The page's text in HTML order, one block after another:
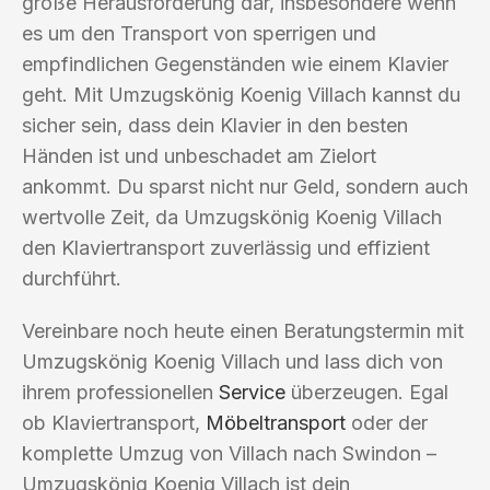
es um den Transport von sperrigen und
empfindlichen Gegenständen wie einem Klavier
geht. Mit Umzugskönig Koenig Villach kannst du
sicher sein, dass dein Klavier in den besten
Händen ist und unbeschadet am Zielort
ankommt. Du sparst nicht nur Geld, sondern auch
wertvolle Zeit, da Umzugskönig Koenig Villach
den Klaviertransport zuverlässig und effizient
durchführt.
Vereinbare noch heute einen Beratungstermin mit
Umzugskönig Koenig Villach und lass dich von
ihrem professionellen Service überzeugen. Egal
ob Klaviertransport, Möbeltransport oder der
komplette Umzug von Villach nach Swindon –
Umzugskönig Koenig Villach ist dein